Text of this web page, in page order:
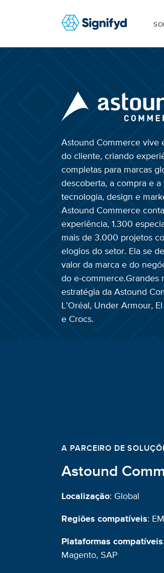
Astound Commerce vive
do cliente, criando
completas para marcas
descoberta, a compra e
tecnologia, design e
Astound Commerce
experiência, 1.300
mais de 3.000 projetos
elogios do setor. Ela se
valor da marca e do
do e-commerce.Grandes
estratégia da Astound
L’Oréal, Under Armour,
e Crocs.
A PARCEIRO DE
Astound
Localização: Global
Regiões compatíveis:
Plataformas compatíveis
Magento, SAP